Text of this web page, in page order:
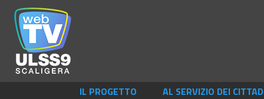
IL PROGETTO AL SERVIZIO DEI